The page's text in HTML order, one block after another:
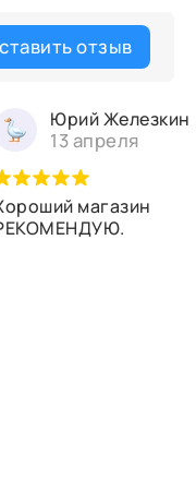
отзыв
Юрий Железкин
13 апреля
магазин